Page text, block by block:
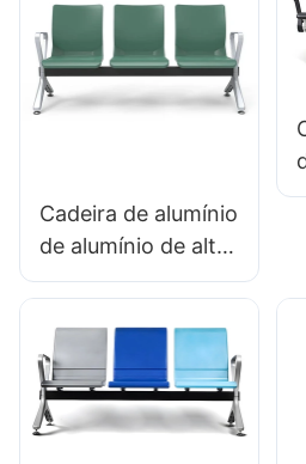
Cadeira de alumínio
de alumínio de alta
qualidade de alta
Fabricante Hewei